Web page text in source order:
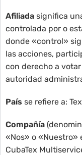
Afiliada significa
controlada por o
donde «control»
las acciones,
con derecho a
autoridad
País se refiere a:
Compañía
«Nos» o «Nuestro»
CubaTex